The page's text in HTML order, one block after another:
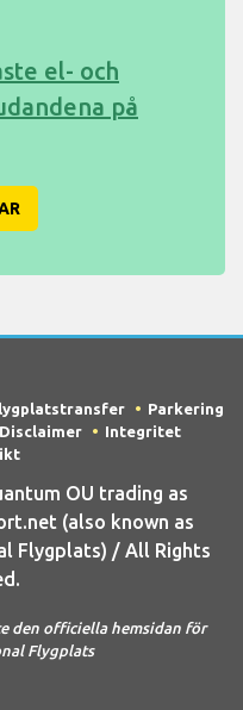
el- och
på
Parkering
Disclaimer
Integritet
OU trading as
(also known as
Flygplats) / All Rights
den officiella hemsidan för
Flygplats